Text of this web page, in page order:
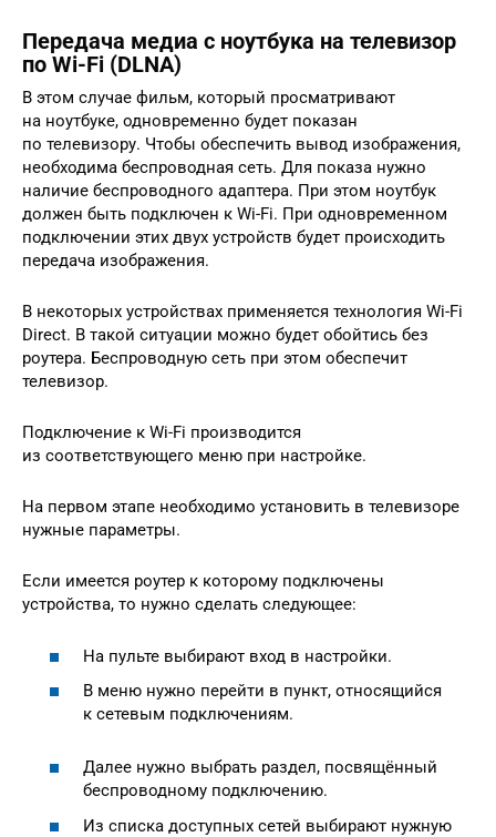
Передача медиа с ноутбука на телевизор
по Wi-Fi (DLNA)
В этом случае фильм, который просматривают
на ноутбуке, одновременно будет показан
по телевизору. Чтобы обеспечить вывод изображения,
необходима беспроводная сеть. Для показа нужно
наличие беспроводного адаптера. При этом ноутбук
должен быть подключен к Wi-Fi. При одновременном
подключении этих двух устройств будет происходить
передача изображения.
В некоторых устройствах применяется технология Wi-Fi
Direct. В такой ситуации можно будет обойтись без
роутера. Беспроводную сеть при этом обеспечит
телевизор.
Подключение к Wi-Fi производится
из соответствующего меню при настройке.
На первом этапе необходимо установить в телевизоре
нужные параметры.
Если имеется роутер к которому подключены
устройства, то нужно сделать следующее:
На пульте выбирают вход в настройки.
В меню нужно перейти в пункт, относящийся
к сетевым подключениям.
Далее нужно выбрать раздел, посвящённый
беспроводному подключению.
Из списка доступных сетей выбирают нужную